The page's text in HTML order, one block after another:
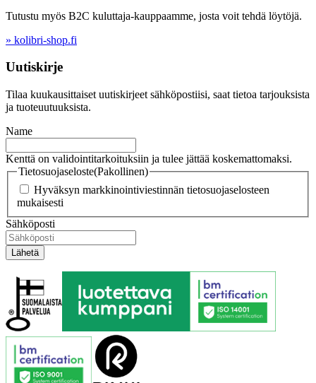
Tutustu myös B2C kuluttaja-kauppaamme, josta voit tehdä löytöjä.
» kolibri-shop.fi
Uutiskirje
Tilaa kuukausittaiset uutiskirjeet sähköpostiisi, saat tietoa tarjouksista
ja tuoteuutuuksista.
Name
Kenttä on validointitarkoituksiin ja tulee jättää koskemattomaksi.
Tietosuojaseloste(Pakollinen)
Hyväksyn markkinointiviestinnän tietosuojaselosteen
mukaisesti
Sähköposti